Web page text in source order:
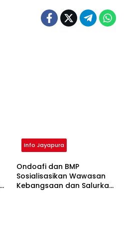
Info Jayapura
Ondoafi dan BMP
Sosialisasikan Wawasan
Kebangsaan dan Salurkan